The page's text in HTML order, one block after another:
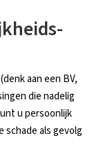
aan een BV,
die nadelig
u persoonlijk
als gevolg